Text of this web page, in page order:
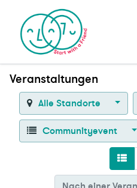
Veranstaltungen
Alle Standorte
Communityevent